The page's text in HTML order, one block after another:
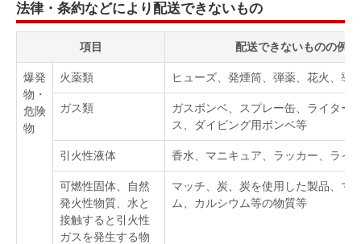
法律・条約などにより配送できないもの
項目 配送できないものの例
爆発
物・
危険
物
火薬類 ヒューズ、発煙筒、弾薬、花火、導
ガス類
ガスボンベ、スプレー缶、ライター
ス、ダイビング用ボンベ等
引火性液体 香水、マニキュア、ラッカー、ライ
可燃性固体、自然
発火性物質、水と
接触すると引火性
ガスを発生する物
マッチ、炭、炭を使用した製品、マ
ム、カルシウム等の物質等